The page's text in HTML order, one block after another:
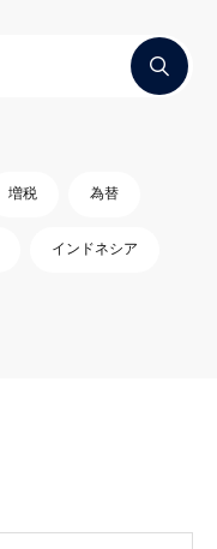
増税 為替
インドネシア